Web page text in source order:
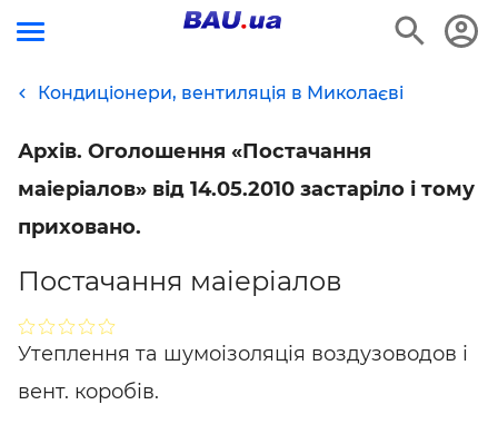
Кондиціонери, вентиляція в Миколаєві
Архів. Оголошення «Постачання
маіеріалов» від 14.05.2010 застаріло і тому
приховано.
Постачання маіеріалов
Утеплення та шумоізоляція воздузоводов і
вент. коробів.